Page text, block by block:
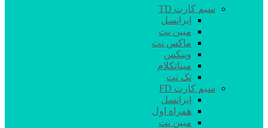
سیم کارت TD
ایرانسل
مبین نت
ماکس نت
وینکس
مبناتکلام
تک نت
سیم کارت FD
ایرانسل
همراه اول
مبین نت